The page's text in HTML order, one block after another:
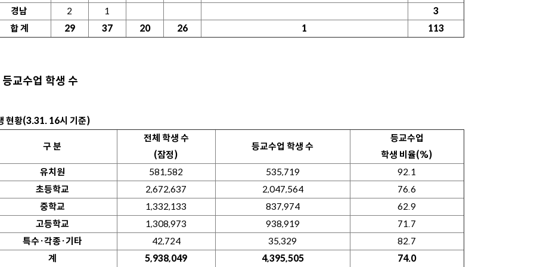
경남 2 1
3
합 계
29 37 20 26 1 113
등교수업 학생 수
현황(3.31. 16시 기준)
구 분
전체 학생 수
(잠정)
등교수업 학생 수
등교수업
학생 비율(%)
유치원
581,582 535,719
92.1
초등학교
2,672,637 2,047,564
76.6
중학교
1,332,133 837,974
62.9
고등학교
1,308,973 938,919
71.7
특수·각종·기타
42,724 35,329
82.7
계
5,938,049 4,395,505 74.0